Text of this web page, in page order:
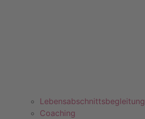
Lebensabschnittsbegleitung
Coaching